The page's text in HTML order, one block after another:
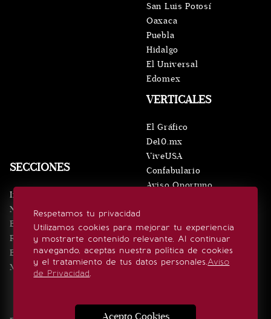
Respetamos tu privacidad
Utilizamos cookies para mejorar tu experiencia
y mostrarte contenido relevante. Al continuar
navegando, aceptas nuestra política de cookies
y el tratamiento de tus datos personales.Aviso
de Privacidad.
SECCIONES
Inicio
Noticias
Eventos
Realeza
Estilo de vida
Minuto x Minuto
VERTICALES
El Gráfico
De10.mx
ViveUSA
Confabulario
Aviso Oportuno
San Luis Potosí
Oaxaca
Puebla
Hidalgo
El Universal
Edomex
SÍGUENOS